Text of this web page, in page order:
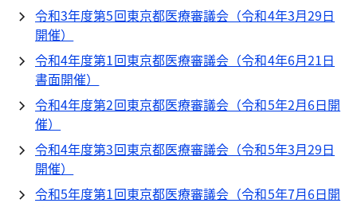
令和3年度第5回東京都医療審議会（令和4年3月29日
開催）
令和4年度第1回東京都医療審議会（令和4年6月21日
書面開催）
令和4年度第2回東京都医療審議会（令和5年2月6日開
催）
令和4年度第3回東京都医療審議会（令和5年3月29日
開催）
令和5年度第1回東京都医療審議会（令和5年7月6日開